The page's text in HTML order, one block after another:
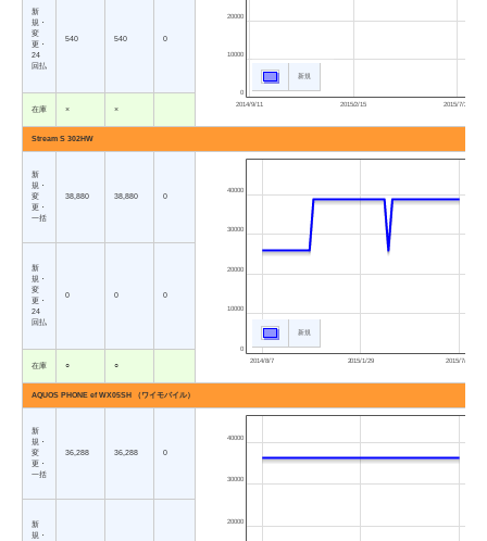
2014/9/11 2015/2/15 2015/7/23
0
10000
20000
新規
新
規・
変
更・
24
回払
540 540 0
在庫 × ×
Stream S 302HW
新
規・
変
更・
一括
38,880 38,880 0
2014/8/7 2015/1/29 2015/7/23
0
10000
20000
30000
40000
新規
新
規・
変
更・
24
回払
0 0 0
在庫 ○ ○
AQUOS PHONE ef WX05SH （ワイモバイル）
新
規・
変
更・
一括
36,288 36,288 0
20000
30000
40000
新
規・